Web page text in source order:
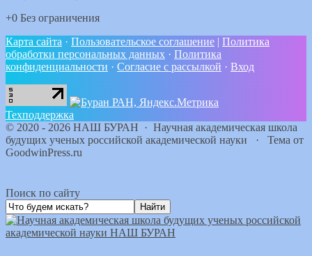
+0 Без ограничения
Карта сайта · Пользовательское соглашение | Политика
обработки персональных данных · Политика
конфиденциальности · Согласие с рассылкой · Вход
Техподдержка
© 2020 - 2026 НАШ БУРАН · Научная академическая школа
будущих ученых российской академической науки
· Тема от
GoodwinPress.ru
Поиск по сайту